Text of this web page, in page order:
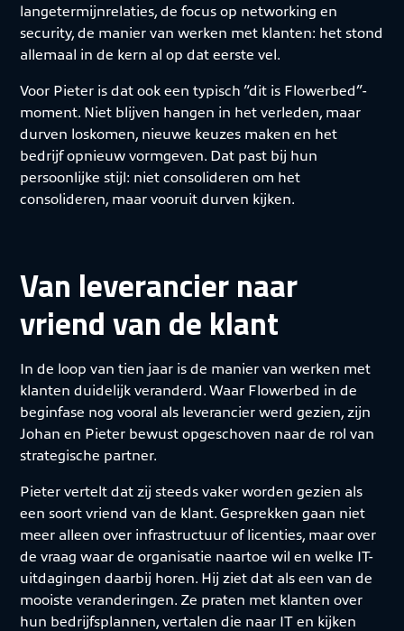
langetermijnrelaties, de focus op networking en
security, de manier van werken met klanten: het stond
allemaal in de kern al op dat eerste vel.
Voor Pieter is dat ook een typisch “dit is Flowerbed”-
moment. Niet blijven hangen in het verleden, maar
durven loskomen, nieuwe keuzes maken en het
bedrijf opnieuw vormgeven. Dat past bij hun
persoonlijke stijl: niet consolideren om het
consolideren, maar vooruit durven kijken.
Van leverancier naar
vriend van de klant
In de loop van tien jaar is de manier van werken met
klanten duidelijk veranderd. Waar Flowerbed in de
beginfase nog vooral als leverancier werd gezien, zijn
Johan en Pieter bewust opgeschoven naar de rol van
strategische partner.
Pieter vertelt dat zij steeds vaker worden gezien als
een soort vriend van de klant. Gesprekken gaan niet
meer alleen over infrastructuur of licenties, maar over
de vraag waar de organisatie naartoe wil en welke IT-
uitdagingen daarbij horen. Hij ziet dat als een van de
mooiste veranderingen. Ze praten met klanten over
hun bedrijfsplannen, vertalen die naar IT en kijken